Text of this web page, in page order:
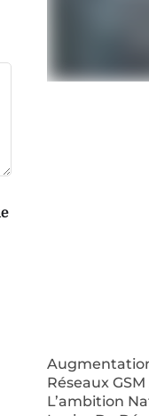
Réseaux
L’ambition